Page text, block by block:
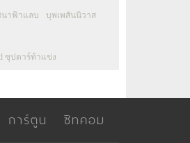
นาฟ้าแลบ บุพเพสันนิวาส
ซุปตาร์ท้าแข่ง
การ์ตูน ซิทคอม